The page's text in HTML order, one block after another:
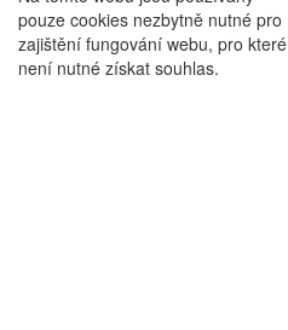
pouze cookies nezbytně nutné pro
zajištění fungování webu, pro které
není nutné získat souhlas.